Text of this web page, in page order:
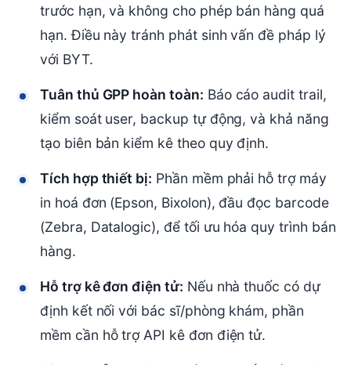
trước hạn, và không cho phép bán hàng quá
hạn. Điều này tránh phát sinh vấn đề pháp lý
với BYT.
Tuân thủ GPP hoàn toàn: Báo cáo audit trail,
kiểm soát user, backup tự động, và khả năng
tạo biên bản kiểm kê theo quy định.
Tích hợp thiết bị: Phần mềm phải hỗ trợ máy
in hoá đơn (Epson, Bixolon), đầu đọc barcode
(Zebra, Datalogic), để tối ưu hóa quy trình bán
hàng.
Hỗ trợ kê đơn điện tử: Nếu nhà thuốc có dự
định kết nối với bác sĩ/phòng khám, phần
mềm cần hỗ trợ API kê đơn điện tử.